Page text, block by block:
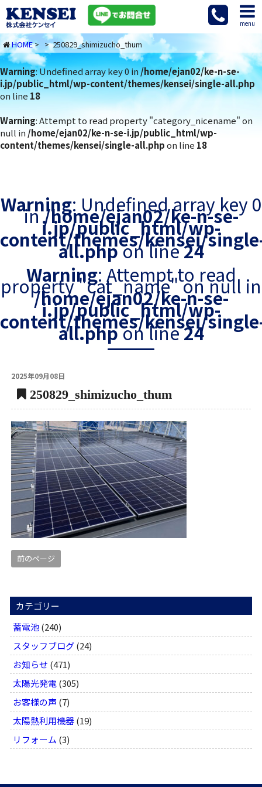
menu
HOME> > 250829_shimizucho_thum
Warning: Undefined array key 0 in/home/ejan02/ke-n-se-
i.jp/public_html/wp-content/themes/kensei/single-all.php
on line18
Warning: Attempt to read property "category_nicename" on
null in /home/ejan02/ke-n-se-i.jp/public_html/wp-
content/themes/kensei/single-all.phpon line 18
Warning: Undefined array key 0
in/home/ejan02/ke-n-se-
i.jp/public_html/wp-
content/themes/kensei/
all.phpon line24
Warning: Attempt to read
property "cat_name" on null in
/home/ejan02/ke-n-se-
i.jp/public_html/wp-
content/themes/kensei/
all.phpon line24
2025年09月08日
250829_shimizucho_thum
前のページ
カテゴリー
蓄電池(240)
スタッフブログ(24)
お知らせ (471)
太陽光発電(305)
お客様の声 (7)
太陽熱利用機器(19)
リフォーム (3)